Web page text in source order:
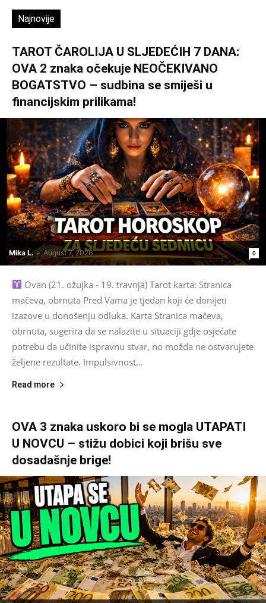
Najnovije
TAROT ČAROLIJA U SLJEDEĆIH 7 DANA:
OVA 2 znaka očekuje NEOČEKIVANO
BOGATSTVO – sudbina se smiješi u
financijskim prilikama!
Mika L. - August 7, 2026 0
Ovan (21. ožujka - 19. travnja) Tarot karta: Stranica
mačeva, obrnuta Pred Vama je tjedan koji će donijeti
izazove u donošenju odluka. Karta Stranica mačeva,
obrnuta, sugerira da se nalazite u situaciji gdje osjećate
potrebu da učinite ispravnu stvar, no možda ne ostvarujete
željene rezultate. Impulsivnost...
Read more
OVA 3 znaka uskoro bi se mogla UTAPATI
U NOVCU – stižu dobici koji brišu sve
dosadašnje brige!